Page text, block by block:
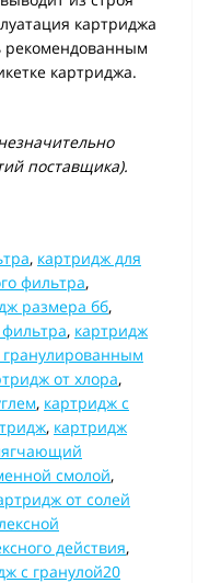
картриджа
рекомендованным
картриджа.
поставщика).
, картридж для
фильтра,
размера бб,
, картридж
гранулированным
от хлора,
, картридж с
, картридж
смолой,
от солей
действия,
с гранулой20